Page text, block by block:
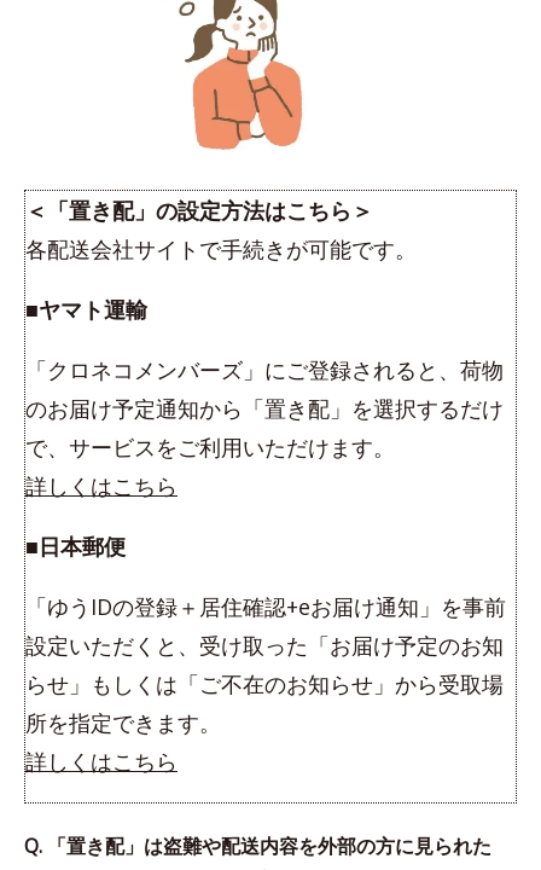
＜「置き配」の設定方法はこちら＞
各配送会社サイトで手続きが可能です。
■ヤマト運輸
「クロネコメンバーズ」にご登録されると、荷物
のお届け予定通知から「置き配」を選択するだけ
で、サービスをご利用いただけます。
詳しくはこちら
■日本郵便
「ゆうIDの登録＋居住確認+eお届け通知」を事前
設定いただくと、受け取った「お届け予定のお知
らせ」もしくは「ご不在のお知らせ」から受取場
所を指定できます。
詳しくはこちら
Q. 「置き配」は盗難や配送内容を外部の方に見られた